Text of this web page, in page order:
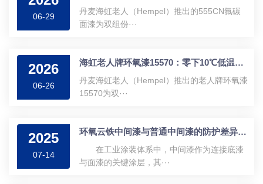
06-29
丹麦海虹老人（Hempel）推出的555CN氟碳
面漆为双组份···
2026
06-26
海虹老人牌环氧漆15570：零下10℃低温固化
丹麦海虹老人（Hempel）推出的老人牌环氧漆
15570为双···
2025
07-14
环氧云铁中间漆与普通中间漆的防护差异解析
在工业涂装体系中，中间漆作为连接底漆
与面漆的关键涂层，其···